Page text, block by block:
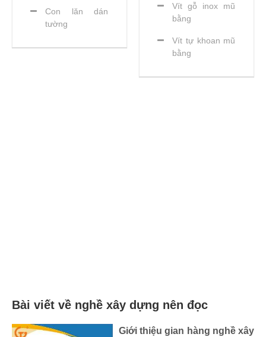
Con lăn dán
tường
Vít gỗ inox mũ
bằng
Vít tự khoan mũ
bằng
Bài viết về nghề xây dựng nên đọc
Giới thiệu gian hàng nghề xây